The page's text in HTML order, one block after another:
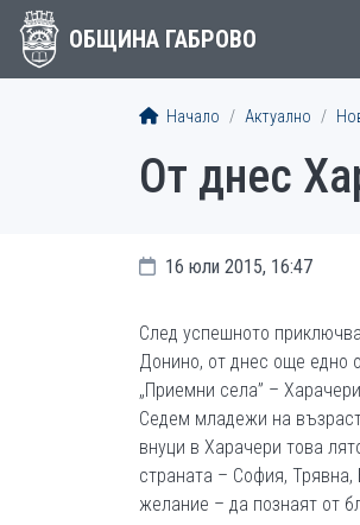
ОБЩИНА ГАБРОВО
Начало Актуално
От днес
16 юли 2015, 16:47
След успешното
Донино, от днес още едно
„Приемни села” –
Седем младежи на
внуци в Харачери това
страната – София, Трявна,
желание – да познаят от